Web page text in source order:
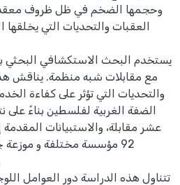
وحجمها الضخم في ظل ظروف معقدة
العقبات والتحديات التي يخلقها
يستخدم البحث الاستكشافي البحثي
مع مقابلات شبه منظمة. يناقش
والتحديات التي تؤثر على كفاءة
الضفة الغربية لفلسطين بناءً على
92 مؤسسة مختلفة و موزعة
تتناول هذه الدراسة دور العوامل